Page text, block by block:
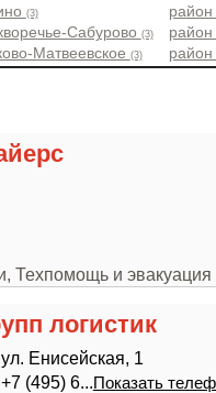
(3)
Сабурово (3)
Матвеевское (3)
Техпомощь и эвакуация
логистик
ул. Енисейская, 1
+7 (495) 6...Показать